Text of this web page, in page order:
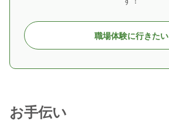
職場体験に行きたい
お手伝い